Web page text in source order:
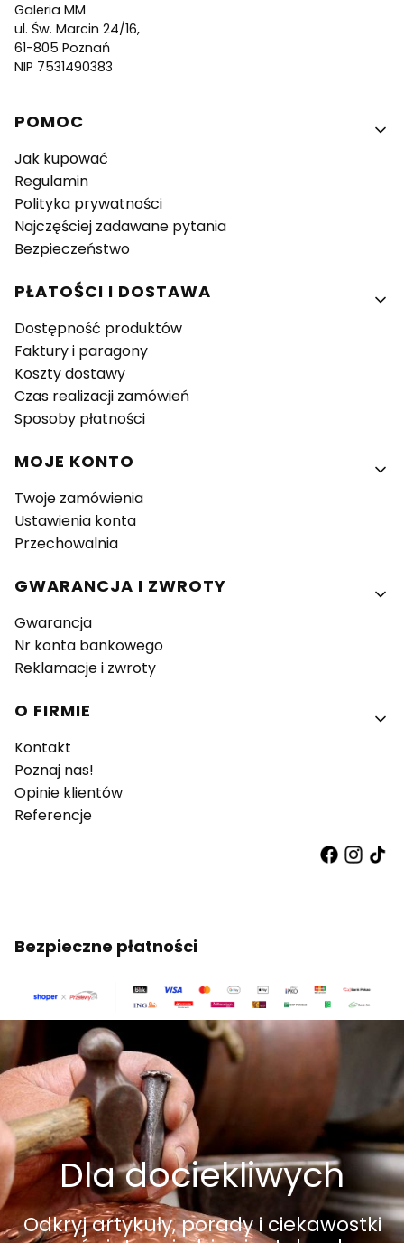
Galeria MM
ul. Św. Marcin 24/16,
61-805 Poznań
NIP 7531490383
Linki w stopce
POMOC
Jak kupować
Regulamin
Polityka prywatności
Najczęściej zadawane pytania
Bezpieczeństwo
PŁATOŚCI I DOSTAWA
Dostępność produktów
Faktury i paragony
Koszty dostawy
Czas realizacji zamówień
Sposoby płatności
MOJE KONTO
Twoje zamówienia
Ustawienia konta
Przechowalnia
GWARANCJA I ZWROTY
Gwarancja
Nr konta bankowego
Reklamacje i zwroty
O FIRMIE
Kontakt
Poznaj nas!
Opinie klientów
Referencje
Bezpieczne płatności
Dla dociekliwych
Odkryj artykuły, porady i ciekawostki